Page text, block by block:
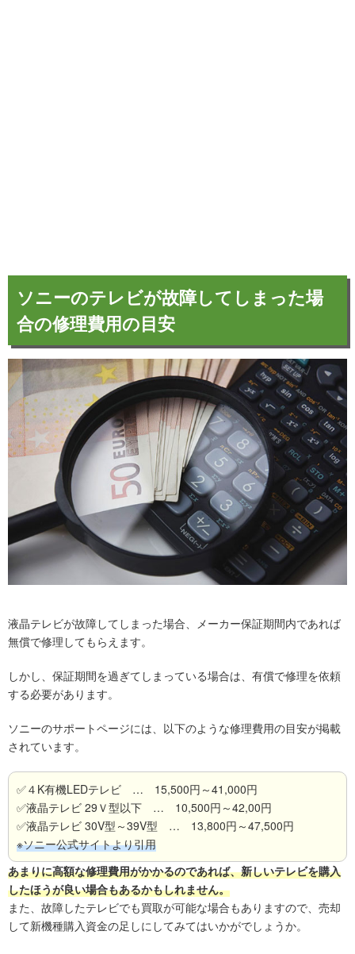
ソニーのテレビが故障してしまった場
合の修理費用の目安
液晶テレビが故障してしまった場合、メーカー保証期間内であれば
無償で修理してもらえます。
しかし、保証期間を過ぎてしまっている場合は、有償で修理を依頼
する必要があります。
ソニーのサポートページには、以下のような修理費用の目安が掲載
されています。
✅４K有機LEDテレビ … 15,500円～41,000円
✅液晶テレビ 29Ｖ型以下 … 10,500円～42,00円
✅液晶テレビ 30V型～39V型 … 13,800円～47,500円
※ソニー公式サイトより引用
あまりに高額な修理費用がかかるのであれば、新しいテレビを購入
したほうが良い場合もあるかもしれません。
また、故障したテレビでも買取が可能な場合もありますので、売却
して新機種購入資金の足しにしてみてはいかがでしょうか。